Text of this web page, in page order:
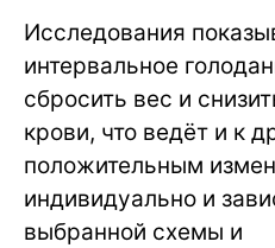
Исследования
интервальное
сбросить вес и
крови, что ведёт и к
положительным
индивидуально и
выбранной схемы и